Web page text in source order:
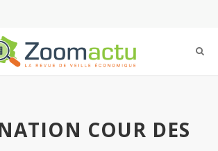
COUR DES